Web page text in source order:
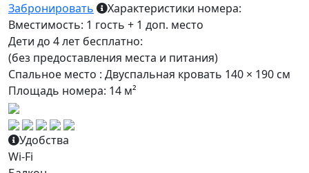
Забронировать
Характеристики номера:
Вместимость: 1 гость + 1 доп. место
Дети до 4 лет бесплатно:
(без предоставления места и питания)
Спальное место : Двуспальная кровать 140 × 190 см
Площадь номера: 14 м²
Удобства
Wi-Fi